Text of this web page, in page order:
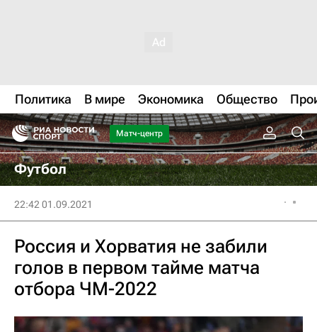
Политика В мире Экономика Общество
Матч-центр
Футбол
22:42 01.09.2021
Россия и Хорватия не забили
голов в первом тайме матча
отбора ЧМ-2022